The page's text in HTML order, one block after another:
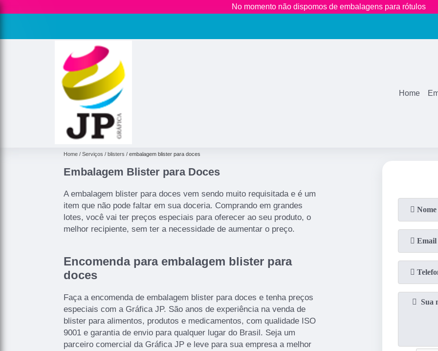
No momento não dispomos de embalagens para rótulos
Home
Home Serviços blisters embalagem blister para doces
Embalagem Blister para Doces
A embalagem blister para doces vem sendo muito requisitada e é um
item que não pode faltar em sua doceria. Comprando em grandes
lotes, você vai ter preços especiais para oferecer ao seu produto, o
melhor recipiente, sem ter a necessidade de aumentar o preço.
Encomenda para embalagem blister para
doces
Faça a encomenda de embalagem blister para doces e tenha preços
especiais com a Gráfica JP. São anos de experiência na venda de
blister para alimentos, produtos e medicamentos, com qualidade ISO
9001 e garantia de envio para qualquer lugar do Brasil. Seja um
parceiro comercial da Gráfica JP e leve para sua empresa a melhor